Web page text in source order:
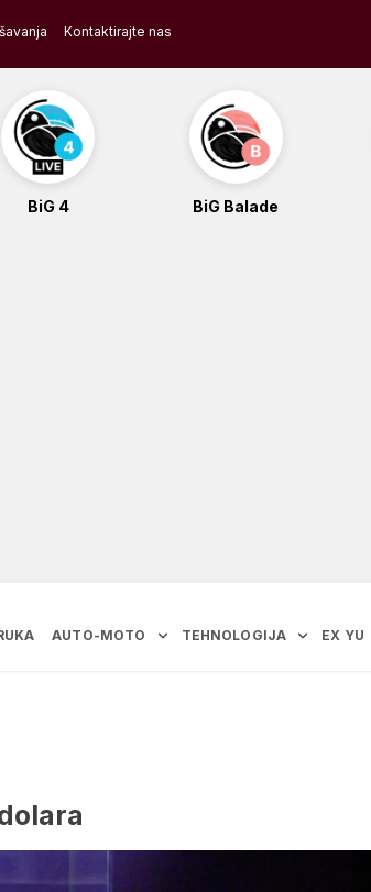
Kontaktirajte nas
BiG 4 BiG Balade
AUTO-MOTO TEHNOLOGIJA EX YU